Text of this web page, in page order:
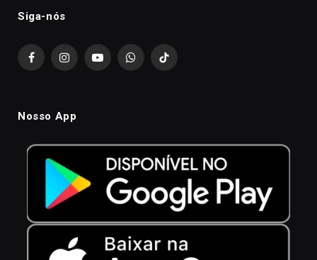
Siga-nós
FacebookInstagramYouTubeWhatsAppTikTok
Nosso App